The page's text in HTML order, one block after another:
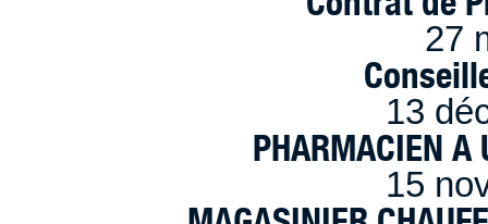
27
13
PHARMACIEN A
15